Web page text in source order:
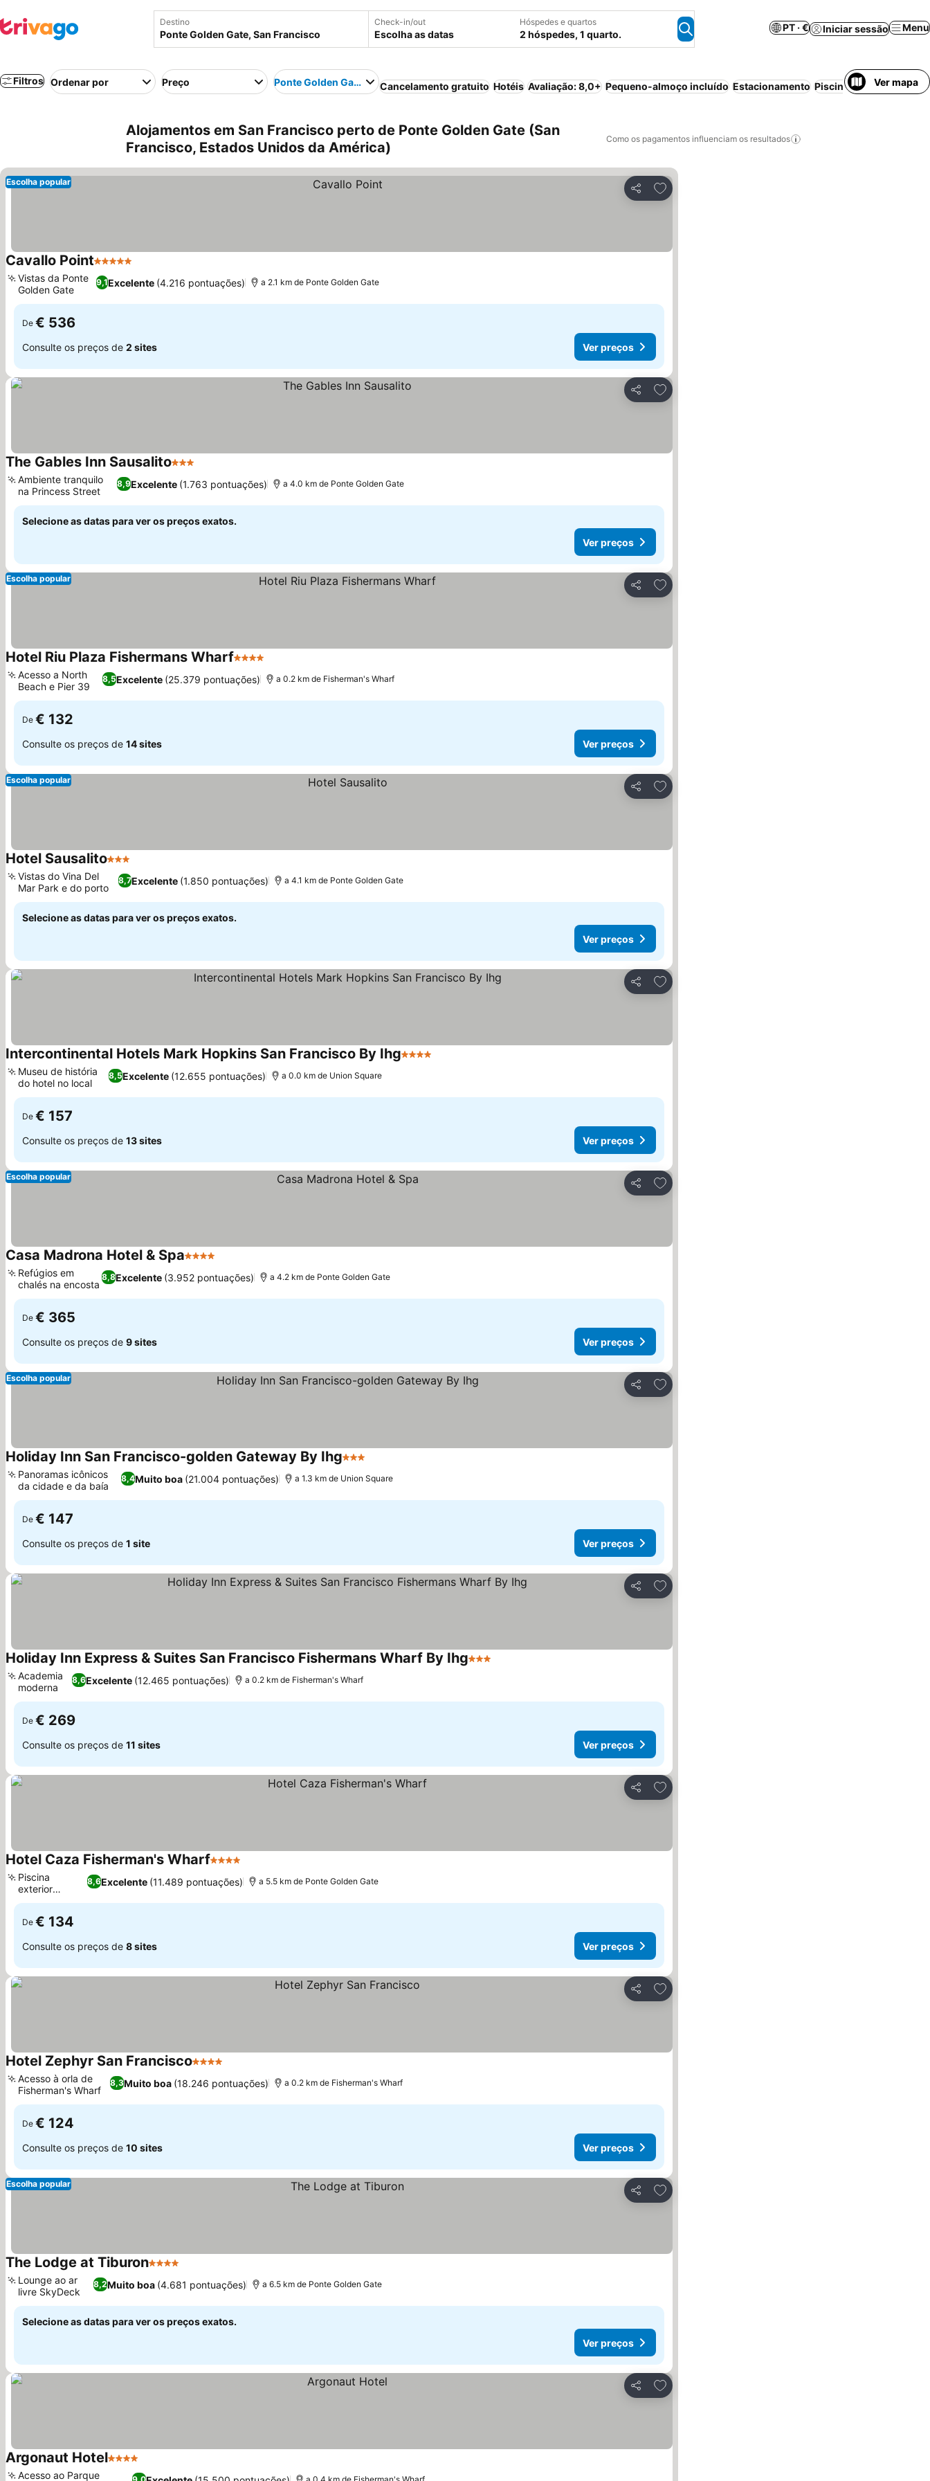
Destino Check-in/out
Escolha as datas
Hóspedes e quartos
2 hóspedes, 1 quarto.
PT · € Iniciar sessão Menu
Filtros Ordenar por Preço Ponte Golden Gate Cancelamento gratuito Hotéis Avaliação: 8,0+ Pequeno-almoço incluído Estacionamento Piscina ResortVer mapa
Alojamentos em San Francisco perto de Ponte Golden Gate (San
Francisco, Estados Unidos da América)
Como os pagamentos influenciam os resultados
Partilhar
Adicionar aos favoritos
Escolha popular
Cavallo Point5 Estrelas
9,1Excelente (4.216 pontuações)
Vistas da Ponte
Golden Gate
a 2.1 km de Ponte Golden Gate
De € 536
Consulte os preços de 2 sites Ver preços
Partilhar
Adicionar aos favoritos
The Gables Inn Sausalito3 Estrelas
8,9Excelente (1.763 pontuações)
Ambiente tranquilo
na Princess Street
a 4.0 km de Ponte Golden Gate
Selecione as datas para ver os preços exatos.
Ver preços
Partilhar
Adicionar aos favoritos
Escolha popular
Hotel Riu Plaza Fishermans Wharf4 Estrelas
8,5Excelente (25.379 pontuações)
Acesso a North
Beach e Pier 39
a 0.2 km de Fisherman's Wharf
De € 132
Consulte os preços de 14 sites Ver preços
Partilhar
Adicionar aos favoritos
Escolha popular
Hotel Sausalito3 Estrelas
8,7Excelente (1.850 pontuações)
Vistas do Vina Del
Mar Park e do porto
a 4.1 km de Ponte Golden Gate
Selecione as datas para ver os preços exatos.
Ver preços
Partilhar
Adicionar aos favoritos
Intercontinental Hotels Mark Hopkins San Francisco By Ihg4 Estrelas
8,5Excelente (12.655 pontuações)
Museu de história
do hotel no local
a 0.0 km de Union Square
De € 157
Consulte os preços de 13 sites Ver preços
Partilhar
Adicionar aos favoritos
Escolha popular
Casa Madrona Hotel & Spa4 Estrelas
8,8Excelente (3.952 pontuações)
Refúgios em
chalés na encosta
a 4.2 km de Ponte Golden Gate
De € 365
Consulte os preços de 9 sites Ver preços
Partilhar
Adicionar aos favoritos
Escolha popular
Holiday Inn San Francisco-golden Gateway By Ihg3 Estrelas
8,4Muito boa (21.004 pontuações)
Panoramas icônicos
da cidade e da baía
a 1.3 km de Union Square
De € 147
Consulte os preços de 1 site Ver preços
Partilhar
Adicionar aos favoritos
Holiday Inn Express & Suites San Francisco Fishermans Wharf By Ihg3 Estrelas
8,6Excelente (12.465 pontuações)
Academia
moderna
a 0.2 km de Fisherman's Wharf
De € 269
Consulte os preços de 11 sites Ver preços
Partilhar
Adicionar aos favoritos
Hotel Caza Fisherman's Wharf4 Estrelas
8,6Excelente (11.489 pontuações)
Piscina
exterior
aquecida
a 5.5 km de Ponte Golden Gate
De € 134
Consulte os preços de 8 sites Ver preços
Partilhar
Adicionar aos favoritos
Hotel Zephyr San Francisco4 Estrelas
8,3Muito boa (18.246 pontuações)
Acesso à orla de
Fisherman's Wharf
a 0.2 km de Fisherman's Wharf
De € 124
Consulte os preços de 10 sites Ver preços
Partilhar
Adicionar aos favoritos
Escolha popular
The Lodge at Tiburon4 Estrelas
8,2Muito boa (4.681 pontuações)
Lounge ao ar
livre SkyDeck
a 6.5 km de Ponte Golden Gate
Selecione as datas para ver os preços exatos.
Ver preços
Partilhar
Adicionar aos favoritos
Argonaut Hotel4 Estrelas
Acesso ao Parque